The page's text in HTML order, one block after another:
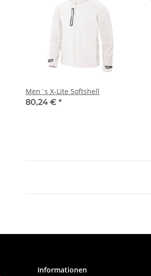
Men´s X-Lite Softshell
80,24 € *
Informationen